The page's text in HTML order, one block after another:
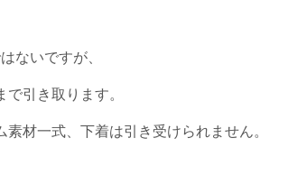
ないですが、
引き取ります。
材一式、下着は引き受けられません。